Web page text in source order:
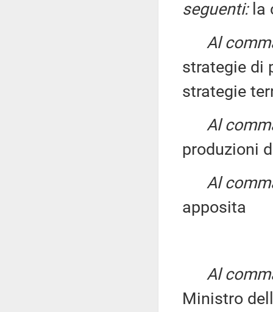
seguenti:la
Al
strategie di
strategie
Al
produzioni
Al
apposita
Al
Ministro